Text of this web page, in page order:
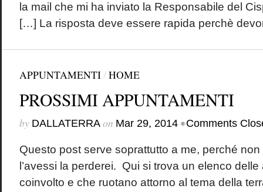
la mail che mi ha inviato la Responsabile del
[…] La risposta deve essere rapida perchè
APPUNTAMENTI/HOME
PROSSIMI APPUNTAMENTI
by DALLATERRAon Mar 29, 2014 •Comments
Questo post serve soprattutto a me, perché non
l’avessi la perderei. Qui si trova un elenco
coinvolto e che ruotano attorno al tema della